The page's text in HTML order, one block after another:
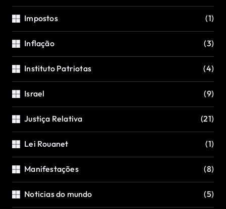
Impostos (1)
Inflação (3)
Instituto Patriotas (4)
Israel (9)
Justiça Relativa (21)
Lei Rouanet (1)
Manifestações (8)
Noticias do mundo (5)